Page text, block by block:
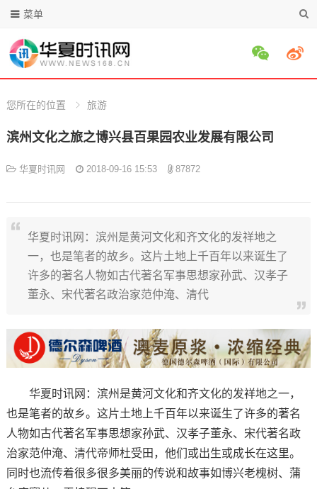
菜单
您所在的位置 旅游
滨州文化之旅之博兴县百果园农业发展有限公司
华夏时讯网 2018-09-16 15:53 87872
华夏时讯网：滨州是黄河文化和齐文化的发祥地之
一，也是笔者的故乡。这片土地上千百年以来诞生了
许多的著名人物如古代著名军事思想家孙武、汉孝子
董永、宋代著名政治家范仲淹、清代
华夏时讯网：滨州是黄河文化和齐文化的发祥地之一，
也是笔者的故乡。这片土地上千百年以来诞生了许多的著名
人物如古代著名军事思想家孙武、汉孝子董永、宋代著名政
治家范仲淹、清代帝师杜受田，他们或出生或成长在这里。
同时也流传着很多很多美丽的传说和故事如博兴老槐树、蒲